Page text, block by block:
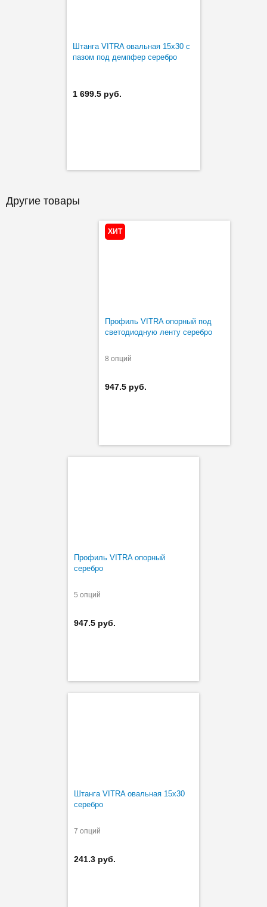
Штанга VITRA овальная 15х30 с
пазом под демпфер серебро
1 699.5 руб.
Другие товары
ХИТ
Профиль VITRA опорный под
светодиодную ленту серебро
8 опций
947.5 руб.
Профиль VITRA опорный
серебро
5 опций
947.5 руб.
Штанга VITRA овальная 15х30
серебро
7 опций
241.3 руб.